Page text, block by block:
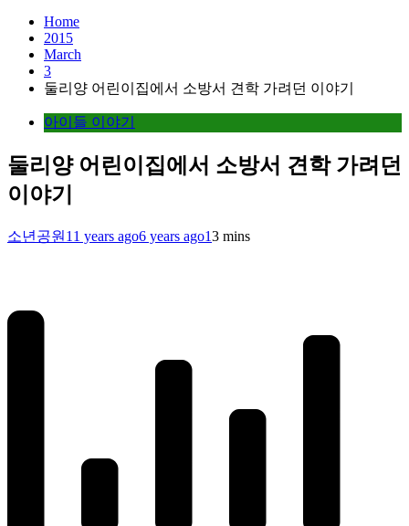
Home
2015
March
3
둘리양 어린이집에서 소방서 견학 가려던 이야기
아이들 이야기
둘리양 어린이집에서 소방서 견학 가려던
이야기
소년공원 11 years ago6 years ago13 mins